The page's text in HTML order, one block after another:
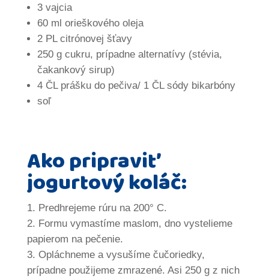
3 vajcia
60 ml orieškového oleja
2 PL citrónovej šťavy
250 g cukru, prípadne alternatívy (stévia,
čakankový sirup)
4 ČL prášku do pečiva/ 1 ČL sódy bikarbóny
soľ
Ako pripraviť
jogurtový koláč:
Predhrejeme rúru na 200° C.
Formu vymastíme maslom, dno vystelieme
papierom na pečenie.
Opláchneme a vysušíme čučoriedky,
prípadne použijeme zmrazené. Asi 250 g z nich